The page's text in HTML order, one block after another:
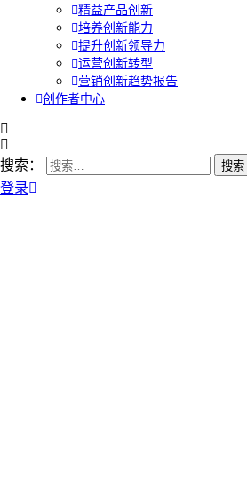
精益产品创新
培养创新能力
提升创新领导力
运营创新转型
营销创新趋势报告
创作者中心
搜索：
登录